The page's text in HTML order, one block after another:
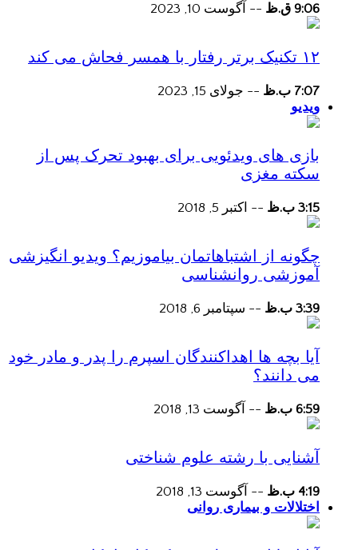
9:06 ق.ظ -- آگوست 10, 2023
۱۲ تکنیک برتر رفتار با همسر فحاش می کند
7:07 ب.ظ -- جولای 15, 2023
ویدیو
بازی های ویدئویی برای بهبود تحرک پس از
سکته مغزی
3:15 ب.ظ -- اکتبر 5, 2018
چگونه از اشتباهاتمان بیاموزیم؟ ویدیو انگیزشی
آموزشی روانشناسی
3:39 ب.ظ -- سپتامبر 6, 2018
آیا بچه ها اهداکنندگان اسپرم را پدر و مادر خود
می دانند؟
6:59 ب.ظ -- آگوست 13, 2018
آشنایی با رشته علوم شناختی
4:19 ب.ظ -- آگوست 13, 2018
اختلالات و بیماری روانی